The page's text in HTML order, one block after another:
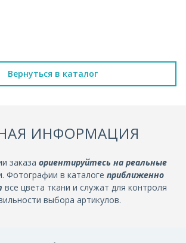
Вернуться в каталог
ИНФОРМАЦИЯ
заказа ориентируйтесь на реальные
Фотографии в каталоге приближенно
все цвета ткани и служат для контроля
выбора артикулов.